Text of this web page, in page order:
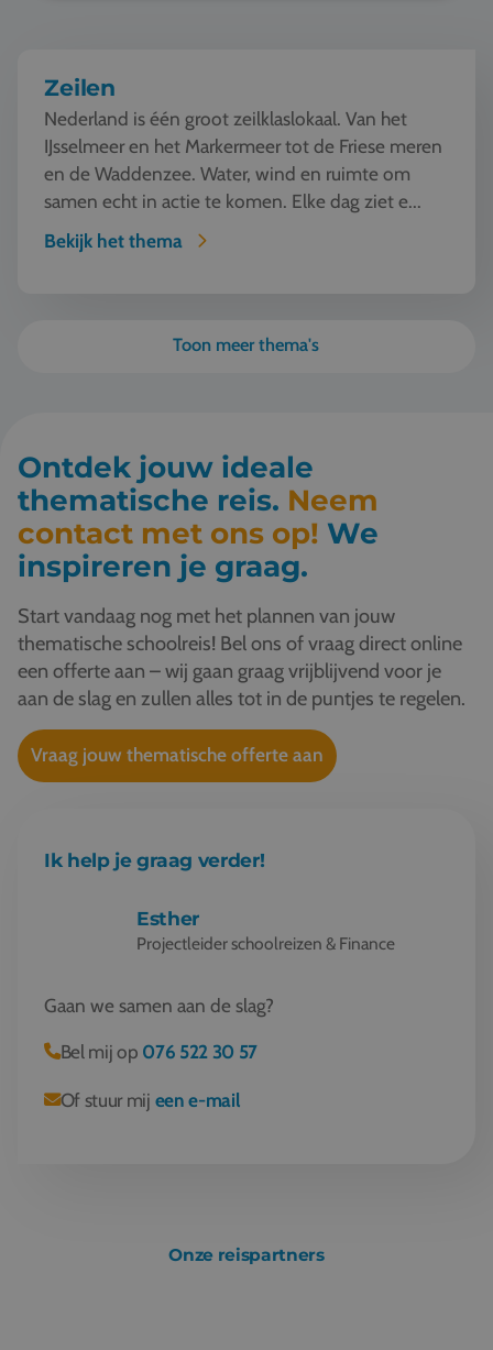
Zeilen
Nederland is één groot zeilklaslokaal. Van het
IJsselmeer en het Markermeer tot de Friese meren
en de Waddenzee. Water, wind en ruimte om
samen echt in actie te komen. Elke dag ziet e...
Bekijk het thema
Toon meer thema's
Ontdek jouw ideale
thematische reis. Neem
contact met ons op! We
inspireren je graag.
Start vandaag nog met het plannen van jouw
thematische schoolreis! Bel ons of vraag direct online
een offerte aan – wij gaan graag vrijblijvend voor je
aan de slag en zullen alles tot in de puntjes te regelen.
Vraag jouw thematische offerte aan
Ik help je graag verder!
Esther
Projectleider schoolreizen & Finance
Gaan we samen aan de slag?
Bel mij op 076 522 30 57
Of stuur mij een e-mail
Onze reispartners